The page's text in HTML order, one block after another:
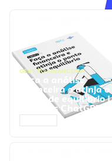
GESTÃO FINANCEIRA
Faça a análise
financeira e atinja o
ponto de equilíbrio |
Prompts ChatGPT